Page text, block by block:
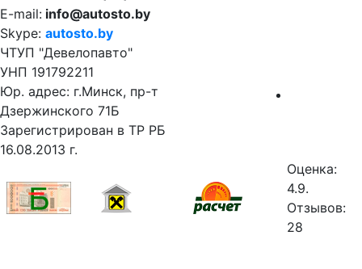
E-mail: info@autosto.by
Skype: autosto.by
ЧТУП "Девелопавто"
УНП 191792211
Юр. адрес: г.Минск, пр-т
Дзержинского 71Б
Зарегистрирован в ТР РБ
16.08.2013 г.
Оценка:
4.9.
Отзывов:
28